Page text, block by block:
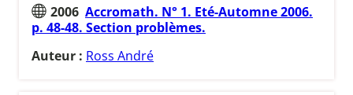
2006 Accromath. N° 1. Eté-Automne 2006.
p. 48-48. Section problèmes.
Auteur : Ross André